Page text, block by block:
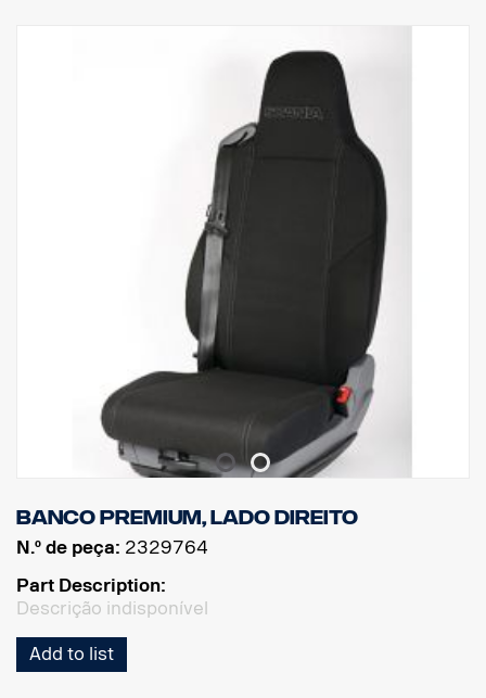
Banco Premium, lado direito
N.º de peça: 2329764
Part Description:
Descrição indisponível
Add to list